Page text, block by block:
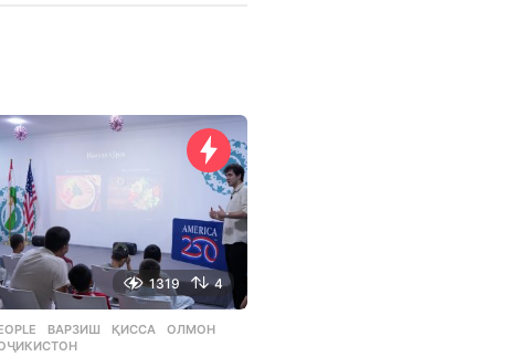
1319 4
ВАРЗИШ ,ҚИССА ,ОЛМОН